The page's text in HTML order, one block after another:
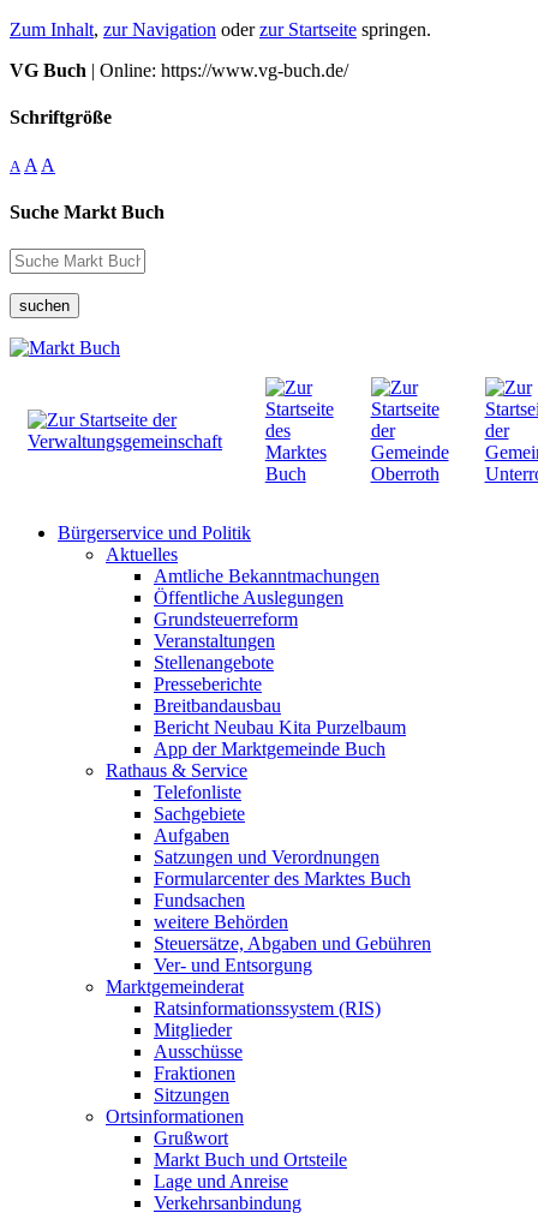
Zum Inhalt, zur Navigation oderzur Startseite springen.
VG Buch | Online: https://www.vg-buch.de/
Schriftgröße
A A A
Suche Markt Buch
suchen
Bürgerservice und Politik
Aktuelles
Amtliche Bekanntmachungen
Öffentliche Auslegungen
Grundsteuerreform
Veranstaltungen
Stellenangebote
Presseberichte
Breitbandausbau
Bericht Neubau Kita Purzelbaum
App der Marktgemeinde Buch
Rathaus & Service
Telefonliste
Sachgebiete
Aufgaben
Satzungen und Verordnungen
Formularcenter des Marktes Buch
Fundsachen
weitere Behörden
Steuersätze, Abgaben und Gebühren
Ver- und Entsorgung
Marktgemeinderat
Ratsinformationssystem (RIS)
Mitglieder
Ausschüsse
Fraktionen
Sitzungen
Ortsinformationen
Grußwort
Markt Buch und Ortsteile
Lage und Anreise
Verkehrsanbindung